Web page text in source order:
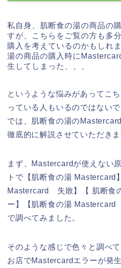
私自身、肌断食の湯の商品の
すが、こちらをご覧の方も多
購入を考えているのかもしれ
湯の商品の購入時に
生してしまった、、、
というような悩みがあってこ
っている人もいるのではない
では、肌断食の湯の
徹底的に解説させていただきま
まず、Mastercardが使えない
トで【肌断食の湯 Mastercard
Mastercard 失敗】【 肌断食
ー】【肌断食の湯
で調べてみました。
そのような感じで色々と調べ
お店でMastercardエラーが発